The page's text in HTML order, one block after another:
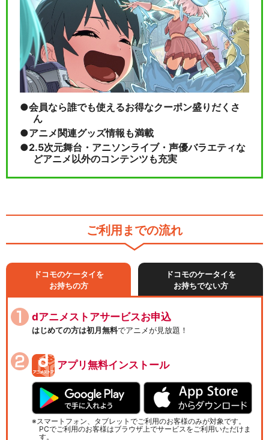
会員なら誰でも使えるお得なクーポン盛りだくさ
ん
アニメ関連グッズ情報も満載
2.5次元舞台・アニソンライブ・声優バラエティな
どアニメ以外のコンテンツも充実
ご利用までの流れ
ドコモのケータイを
お持ちの方
ドコモのケータイを
お持ちでない方
dアニメストアサービスお申込
はじめての方は初月無料でアニメが見放題！
アプリ無料インストール
スマートフォン、タブレットでご利用のお客様のみが対象です。
PCでご利用のお客様はブラウザ上でサービスをご利用いただけま
す。